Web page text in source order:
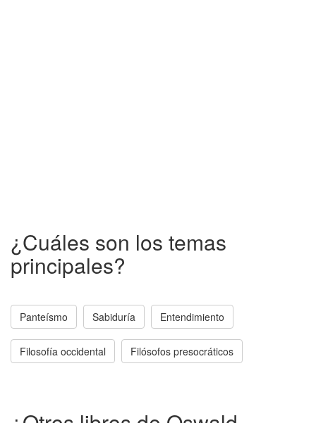
¿Cuáles son los temas
principales?
Panteísmo Sabiduría Entendimiento
Filosofía occidental Filósofos presocráticos